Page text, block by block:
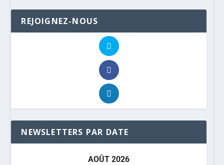
REJOIGNEZ-NOUS
NEWSLETTERS PAR DATE
AOÛT 2026